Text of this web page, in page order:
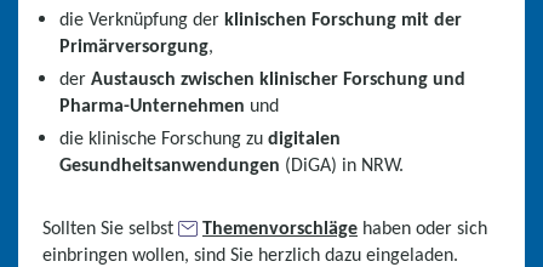
die Verknüpfung der klinischen Forschung mit der
Primärversorgung,
der Austausch zwischen klinischer Forschung und
Pharma-Unternehmen und
die klinische Forschung zu digitalen
Gesundheitsanwendungen (DiGA) in NRW.
Sollten Sie selbst Themenvorschläge haben oder sich
einbringen wollen, sind Sie herzlich dazu eingeladen.